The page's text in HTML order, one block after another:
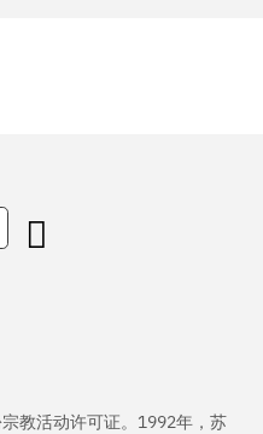
教活动许可证。1992年，苏